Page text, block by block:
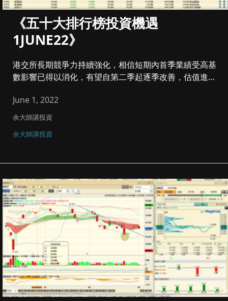
《五十大排行榜投資機遇
1JUNE22》
港交所長期競爭力持續強化，相信短期內首季業績受高基
數影響已得以消化，有望自第二季起逐季改善，估值進入
June 1, 2022
余大師講投資
余大師講投資